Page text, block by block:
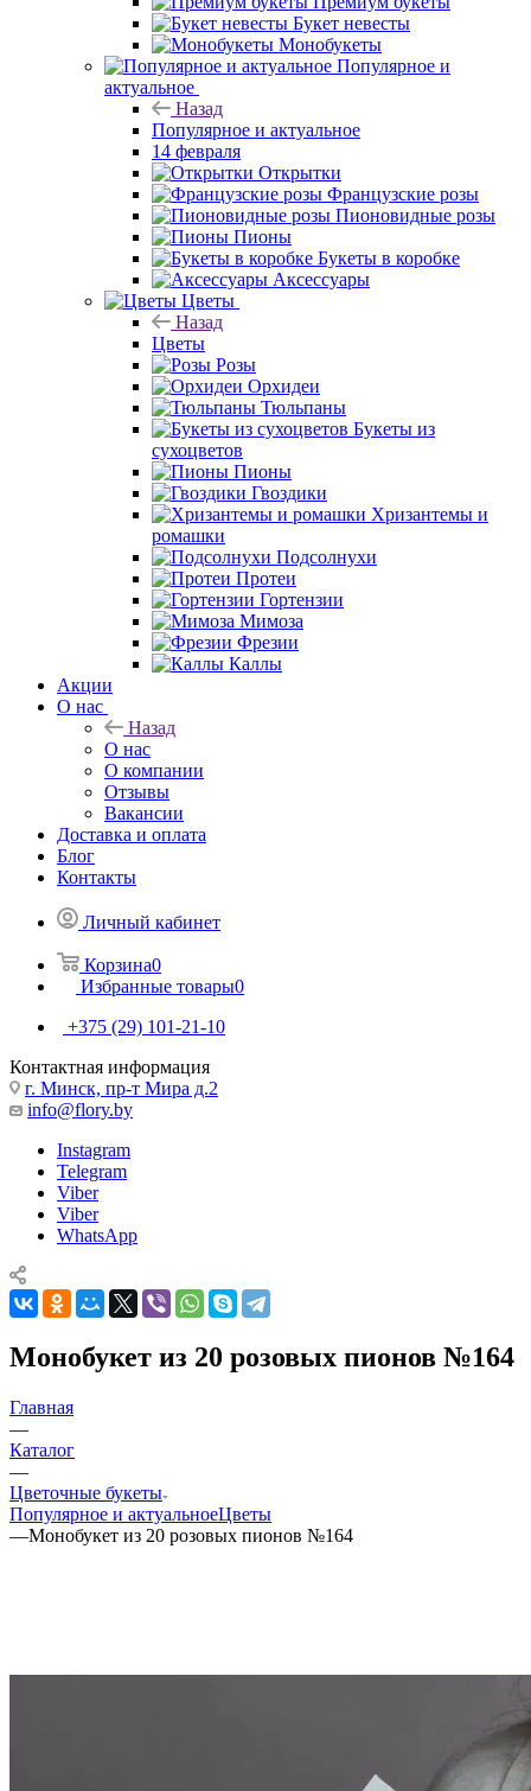
Букет невесты
Монобукеты
Популярное и
актуальное
Назад
Популярное и актуальное
14 февраля
Открытки
Французские розы
Пионовидные розы
Пионы
Букеты в коробке
Аксессуары
Цветы
Назад
Цветы
Розы
Орхидеи
Тюльпаны
Букеты из
сухоцветов
Пионы
Гвоздики
Хризантемы и
ромашки
Подсолнухи
Протеи
Гортензии
Мимоза
Фрезии
Каллы
Акции
О нас
Назад
О нас
О компании
Отзывы
Вакансии
Доставка и оплата
Блог
Контакты
Личный кабинет
Корзина0
Избранные товары0
+375 (29) 101-21-10
Контактная информация
г. Минск, пр-т Мира д.2
info@flory.by
Instagram
Telegram
Viber
Viber
WhatsApp
Монобукет из 20 розовых пионов №164
Главная
—
Каталог
—
Цветочные букеты
Популярное и актуальноеЦветы
—Монобукет из 20 розовых пионов №164